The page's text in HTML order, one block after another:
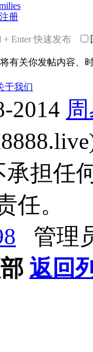
注册
+ Enter 快速发布
有关你发帖内容、
于我们
2014
担任
任。
管理
返回